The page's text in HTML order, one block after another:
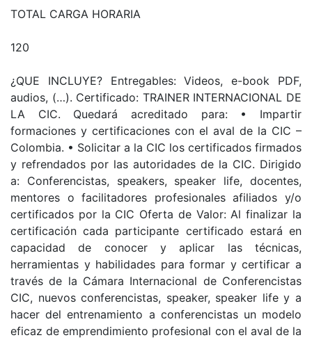
TOTAL CARGA HORARIA
120
¿QUE INCLUYE? Entregables: Videos, e-book PDF,
audios, (…). Certificado: TRAINER INTERNACIONAL DE
LA CIC. Quedará acreditado para: • Impartir
formaciones y certificaciones con el aval de la CIC –
Colombia. • Solicitar a la CIC los certificados firmados
y refrendados por las autoridades de la CIC. Dirigido
a: Conferencistas, speakers, speaker life, docentes,
mentores o facilitadores profesionales afiliados y/o
certificados por la CIC Oferta de Valor: Al finalizar la
certificación cada participante certificado estará en
capacidad de conocer y aplicar las técnicas,
herramientas y habilidades para formar y certificar a
través de la Cámara Internacional de Conferencistas
CIC, nuevos conferencistas, speaker, speaker life y a
hacer del entrenamiento a conferencistas un modelo
eficaz de emprendimiento profesional con el aval de la